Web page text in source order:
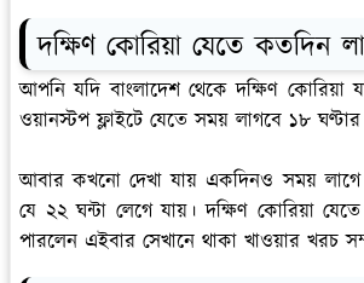
দক্ষিণ কোরিয়া যেতে কতদিন
আপনি যদি বাংলাদেশ থেকে দক্ষিণ কোরিয়া
ওয়ানস্টপ ফ্লাইটে যেতে সময় লাগবে ১৮
আবার কখনো দেখা যায় একদিনও সময়
যে ২২ ঘন্টা লেগে যায়। দক্ষিণ কোরিয়া
পারলেন এইবার সেখানে থাকা খাওয়ার খরচ